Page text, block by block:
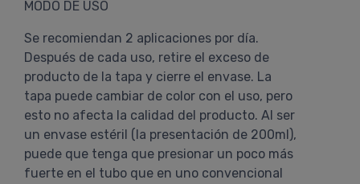
MODO DE USO
Se recomiendan 2 aplicaciones por día.
Después de cada uso, retire el exceso de
producto de la tapa y cierre el envase. La
tapa puede cambiar de color con el uso, pero
esto no afecta la calidad del producto. Al ser
un envase estéril (la presentación de 200ml),
puede que tenga que presionar un poco más
fuerte en el tubo que en uno convencional